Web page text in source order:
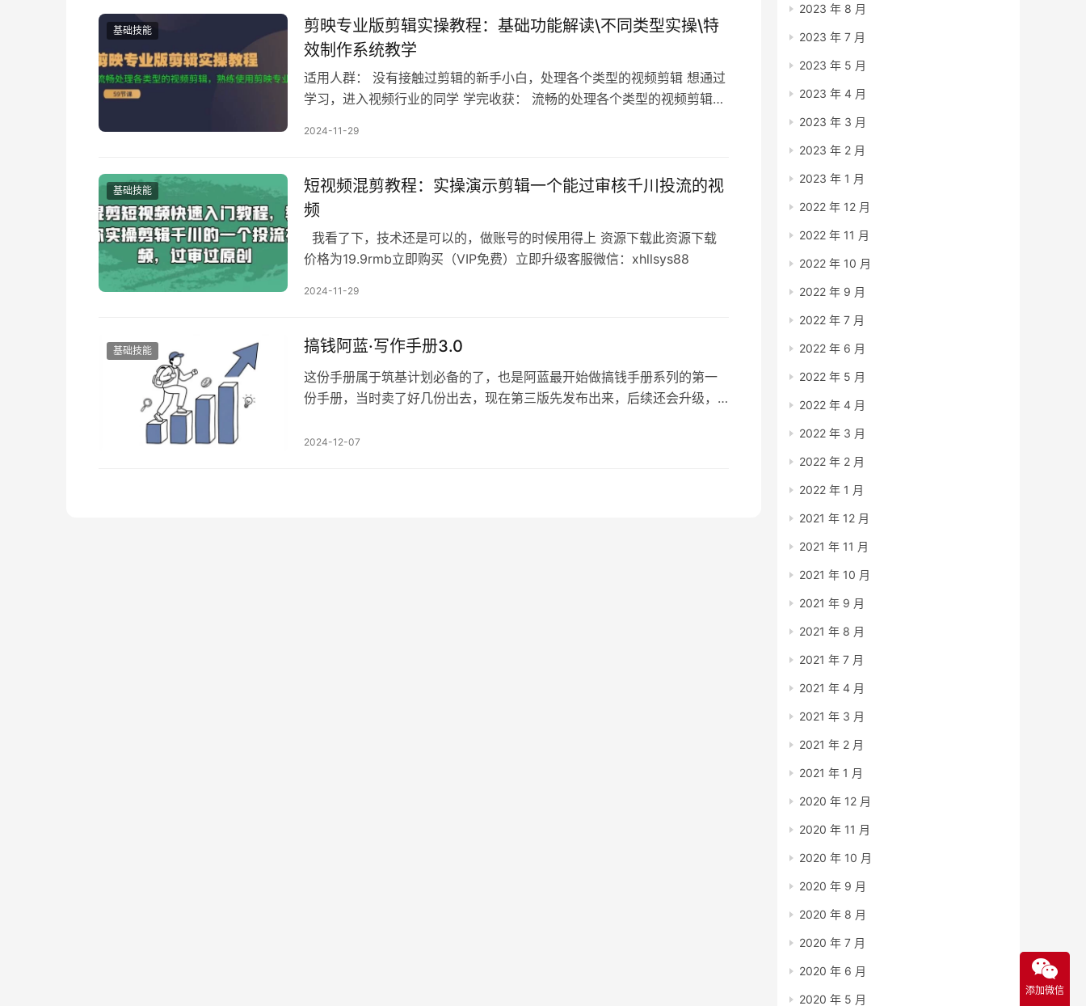
基础技能
剪映专业版剪辑实操教程：基础功能解读\不同类型实操\特
效制作系统教学
适用人群： 没有接触过剪辑的新手小白，处理各个类型的视频剪辑 想通过
学习，进入视频行业的同学 学完收获： 流畅的处理各个类型的视频剪辑，
2024-11-29
基础技能
短视频混剪教程：实操演示剪辑一个能过审核千川投流的视
频
我看了下，技术还是可以的，做账号的时候用得上 资源下载此资源下载
价格为19.9rmb立即购买（VIP免费）立即升级客服微信：xhllsys88
2024-11-29
基础技能 搞钱阿蓝·写作手册3.0
这份手册属于筑基计划必备的了，也是阿蓝最开始做搞钱手册系列的第一
份手册，当时卖了好几份出去，现在第三版先发布出来，后续还会升级，
册目录如下： 写作有什么好处 都说写作很重要，市面上也有很多写作培
2024-12-07
2023 年 8 月
2023 年 7 月
2023 年 5 月
2023 年 4 月
2023 年 3 月
2023 年 2 月
2023 年 1 月
2022 年 12 月
2022 年 11 月
2022 年 10 月
2022 年 9 月
2022 年 7 月
2022 年 6 月
2022 年 5 月
2022 年 4 月
2022 年 3 月
2022 年 2 月
2022 年 1 月
2021 年 12 月
2021 年 11 月
2021 年 10 月
2021 年 9 月
2021 年 8 月
2021 年 7 月
2021 年 4 月
2021 年 3 月
2021 年 2 月
2021 年 1 月
2020 年 12 月
2020 年 11 月
2020 年 10 月
2020 年 9 月
2020 年 8 月
2020 年 7 月
2020 年 6 月
2020 年 5 月
添加微信